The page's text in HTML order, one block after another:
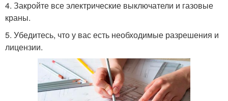
4. Закройте все электрические выключатели и газовые
краны.
5. Убедитесь, что у вас есть необходимые разрешения и
лицензии.